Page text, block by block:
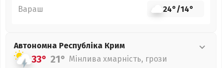
Вараш 24°/14°
Автономна Республіка Крим
33° 21° Мінлива хмарність, грози